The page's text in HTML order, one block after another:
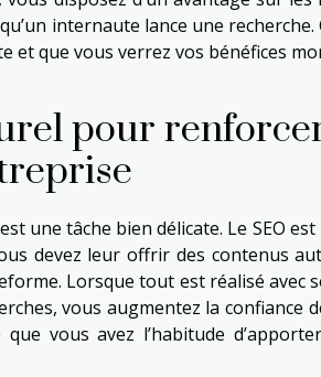
internaute lance une
et que vous verrez vos bénéfices
pour
une tâche bien délicate. Le SEO
devez leur offrir des contenus
Lorsque tout est réalisé avec
vous augmentez la confiance
vous avez l’habitude